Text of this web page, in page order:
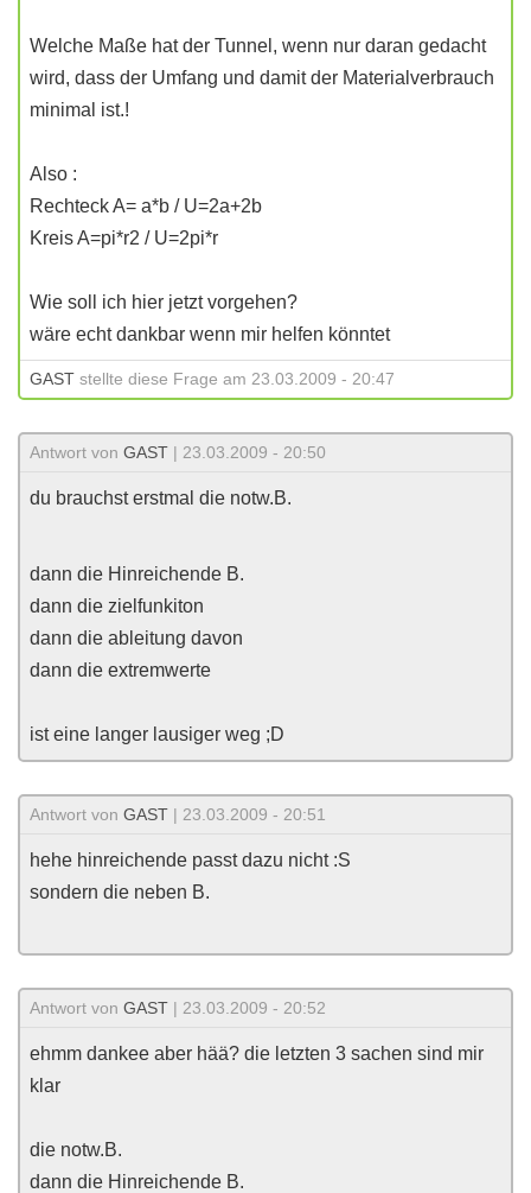
Welche Maße hat der Tunnel, wenn nur daran gedacht
wird, dass der Umfang und damit der Materialverbrauch
minimal ist.!
Also :
Rechteck A= a*b / U=2a+2b
Kreis A=pi*r2 / U=2pi*r
Wie soll ich hier jetzt vorgehen?
wäre echt dankbar wenn mir helfen könntet
GAST stellte diese Frage am 23.03.2009 - 20:47
Antwort von GAST | 23.03.2009 - 20:50
du brauchst erstmal die notw.B.
dann die Hinreichende B.
dann die zielfunkiton
dann die ableitung davon
dann die extremwerte
ist eine langer lausiger weg ;D
Antwort von GAST | 23.03.2009 - 20:51
hehe hinreichende passt dazu nicht :S
sondern die neben B.
Antwort von GAST | 23.03.2009 - 20:52
ehmm dankee aber hää? die letzten 3 sachen sind mir
klar
die notw.B.
dann die Hinreichende B.